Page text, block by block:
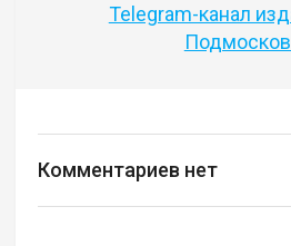
Telegram-канал
Комментариев нет